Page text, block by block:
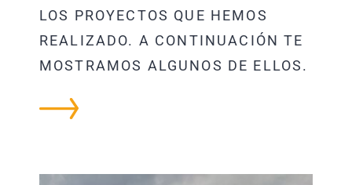
LOS PROYECTOS QUE HEMOS
REALIZADO. A CONTINUACIÓN TE
MOSTRAMOS ALGUNOS DE ELLOS.